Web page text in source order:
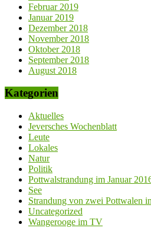
Februar 2019
Januar 2019
Dezember 2018
November 2018
Oktober 2018
September 2018
August 2018
Kategorien
Aktuelles
Jeversches Wochenblatt
Leute
Lokales
Natur
Politik
Pottwalstrandung im Januar
See
Strandung von zwei Pottwalen
Uncategorized
Wangerooge im TV